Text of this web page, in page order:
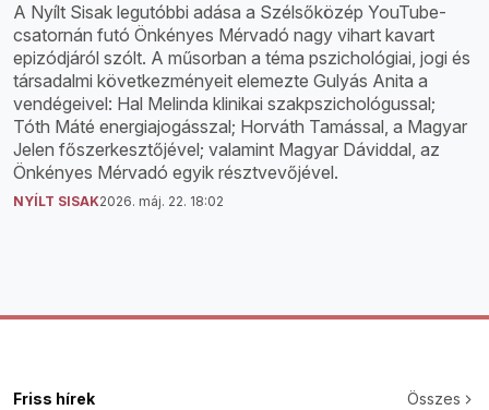
A Nyílt Sisak legutóbbi adása a Szélsőközép YouTube-
csatornán futó Önkényes Mérvadó nagy vihart kavart
epizódjáról szólt. A műsorban a téma pszichológiai, jogi és
társadalmi következményeit elemezte Gulyás Anita a
vendégeivel: Hal Melinda klinikai szakpszichológussal;
Tóth Máté energiajogásszal; Horváth Tamással, a Magyar
Jelen főszerkesztőjével; valamint Magyar Dáviddal, az
Önkényes Mérvadó egyik résztvevőjével.
NYÍLT SISAK2026. máj. 22. 18:02
Friss hírek Összes